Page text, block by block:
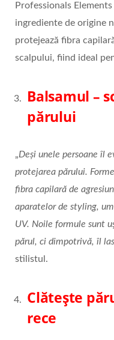
Professionals
ingrediente de origine
protejează fibra
scalpului, fiind ideal
Balsamul –
părului
„Deși unele persoane îl
protejarea părului.
fibra capilară de
aparatelor de styling,
UV. Noile formule sunt
părul, ci dimpotrivă, îl
stilistul.
Clătește
rece